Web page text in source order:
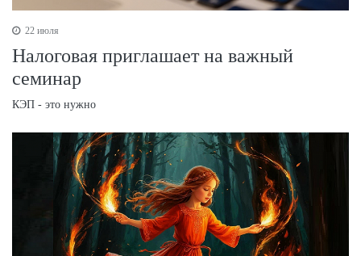
22 июля
Налоговая приглашает на важный
семинар
КЭП - это нужно